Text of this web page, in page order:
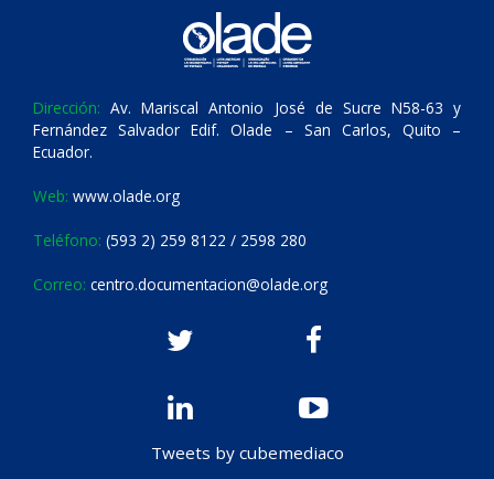
Dirección: Av. Mariscal Antonio José de Sucre N58-63 y
Fernández Salvador Edif. Olade – San Carlos, Quito –
Ecuador.
Web: www.olade.org
Teléfono: (593 2) 259 8122 / 2598 280
Correo: centro.documentacion@olade.org
Tweets by cubemediaco